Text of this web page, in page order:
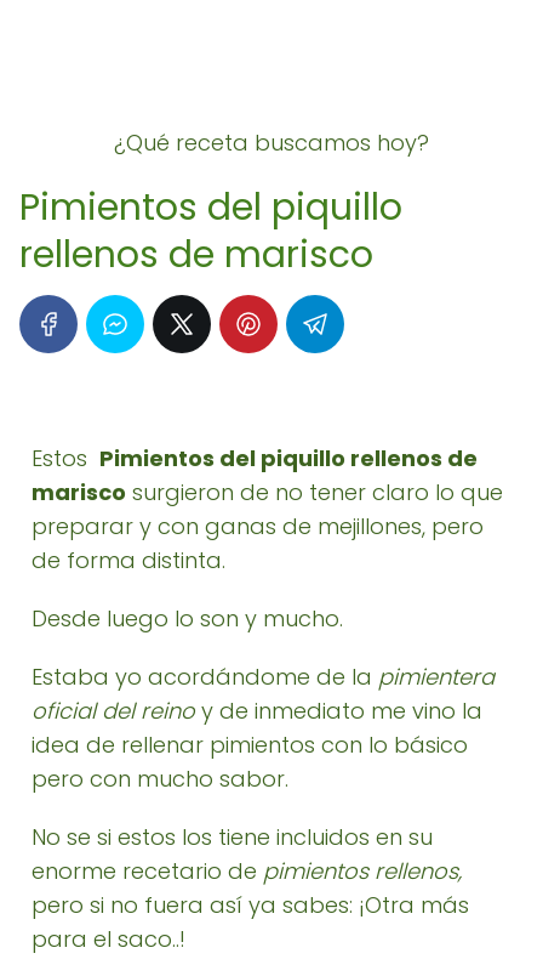
¿Qué receta buscamos hoy?
Pimientos del piquillo
rellenos de marisco
Estos Pimientos del piquillo rellenos de
marisco surgieron de no tener claro lo que
preparar y con ganas de mejillones, pero
de forma distinta.
Desde luego lo son y mucho.
Estaba yo acordándome de la pimientera
oficial del reino y de inmediato me vino la
idea de rellenar pimientos con lo básico
pero con mucho sabor.
No se si estos los tiene incluidos en su
enorme recetario de pimientos rellenos,
pero si no fuera así ya sabes: ¡Otra más
para el saco..!